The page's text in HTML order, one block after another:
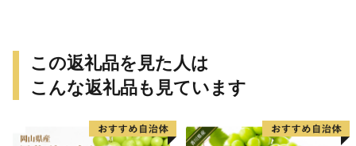
この返礼品を見た人は
こんな返礼品も見ています